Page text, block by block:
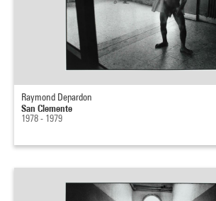
Raymond Depardon
San Clemente
1978 - 1979